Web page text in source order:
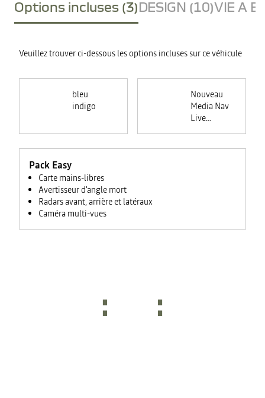
Options incluses (3)DESIGN (10)VIE A
Veuillez trouver ci-dessous les options incluses sur ce véhicule
bleu
indigo
Nouveau
Media Nav
Live
Pack Easy
Carte mains-libres
Avertisseur d'angle mort
Radars avant, arrière et latéraux
Caméra multi-vues